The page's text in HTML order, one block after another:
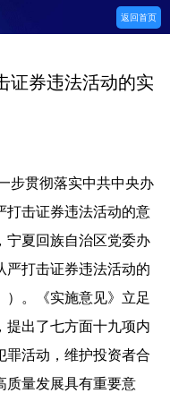
返回首页
证券违法活动的实
贯彻落实中共中央办
打击证券违法活动的意
宁夏回族自治区党委办
严打击证券违法活动的
）。《实施意见》立足
提出了七方面十九项内
罪活动，维护投资者合
质量发展具有重要意